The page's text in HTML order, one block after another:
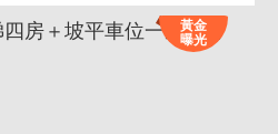
黃金
曝光